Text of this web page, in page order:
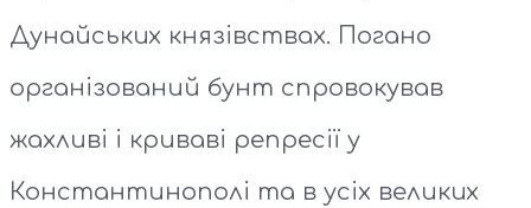
Дунайських князівствах. Погано
організований бунт спровокував
жахливі і криваві репресії у
Константинополі та в усіх великих